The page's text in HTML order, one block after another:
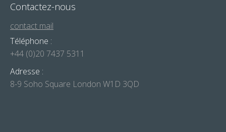
Contactez-nous
contact mail
Téléphone :
+44 (0)20 7437 5311
Adresse :
8-9 Soho Square London W1D 3QD